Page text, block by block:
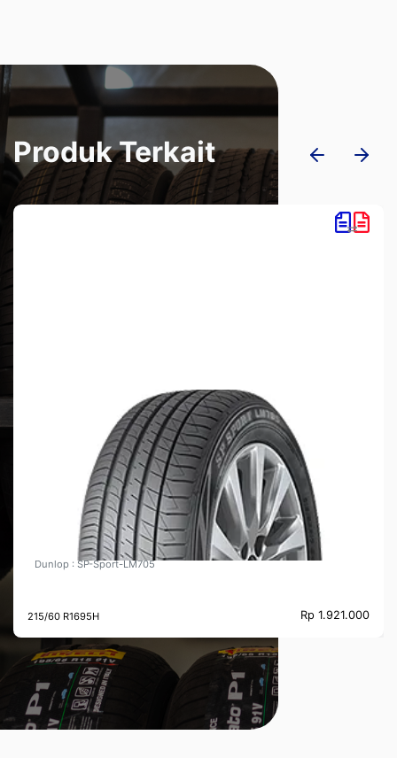
Produk Terkait
Dunlop LM705215/60R16 - 215/60 R1695H
Dunlop : SP-Sport-LM705
215/60 R1695H Rp 1.921.000